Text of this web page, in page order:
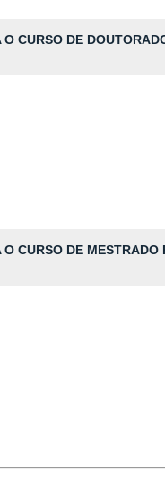
CURSO DE
CURSO DE MESTRADO